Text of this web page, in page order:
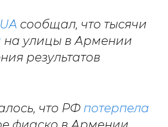
сообщал, что тысячи
на улицы в Армении
результатов
что РФ потерпела